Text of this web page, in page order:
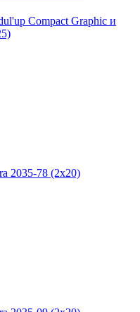
Compact Graphic и
2035-78 (2х20)